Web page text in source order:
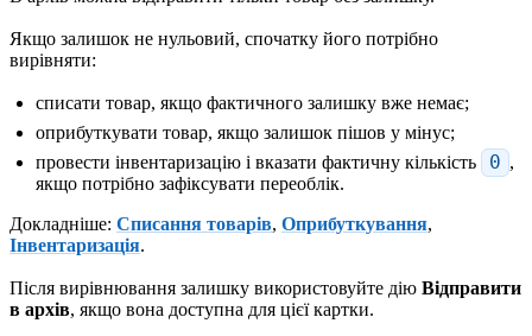
Якщо залишок не нульовий, спочатку його потрібно
вирівняти:
списати товар, якщо фактичного залишку вже немає;
оприбуткувати товар, якщо залишок пішов у мінус;
провести інвентаризацію і вказати фактичну кількість
0 ,
якщо потрібно зафіксувати переоблік.
Докладніше: Списання товарів, Оприбуткування,
Інвентаризація.
Після вирівнювання залишку використовуйте дію Відправити
в архів, якщо вона доступна для цієї картки.